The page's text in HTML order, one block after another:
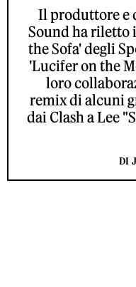
Il produttore e
Sound ha riletto
the Sofa' degli
'Lucifer on the
loro
remix di alcuni
dai Clash a Lee
DI